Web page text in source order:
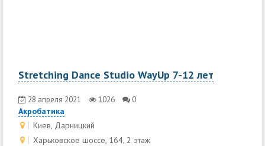
Stretching Dance Studio WayUp 7-12 лет
28 апреля 2021 1026 0
Акробатика
Киев, Дарницкий
Харьковское шоссе, 164, 2 этаж